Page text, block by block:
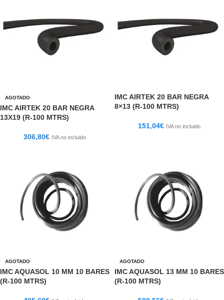
AGOTADO
IMC AIRTEK 20 BAR NEGRA
13X19 (R-100 MTRS)
306,80€ IVA no incluido
IMC AIRTEK 20 BAR NEGRA
8×13 (R-100 MTRS)
151,04€ IVA no incluido
AGOTADO
IMC AQUASOL 10 MM 10 BARES
(R-100 MTRS)
AGOTADO
IMC AQUASOL 13 MM 10 BARES
(R-100 MTRS)